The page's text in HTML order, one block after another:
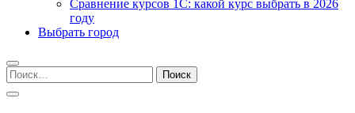
Сравнение курсов 1С: какой курс выбрать в 2026
году
Выбрать город
Найти: